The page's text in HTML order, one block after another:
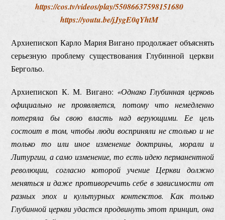
https://cos.tv/videos/play/55086637598151680
https://youtu.be/jJygE0qYhtM
Архиепископ Карло Мария Вигано продолжает объяснять
серьезную проблему существования Глубинной церкви
Бергольо.
Архиепископ К. М. Вигано: «Однако Глубинная церковь
официально не проявляется, потому что немедленно
потеряла бы свою власть над верующими. Ее цель
состоит в том, чтобы люди восприняли не столько и не
только то или иное изменение доктрины, морали и
Литургии, а само изменение, то есть идею перманентной
революции, согласно которой учение Церкви должно
меняться и даже противоречить себе в зависимости от
разных эпох и культурных контекстов. Как только
Глубинной церкви удастся продвинуть этот принцип, она